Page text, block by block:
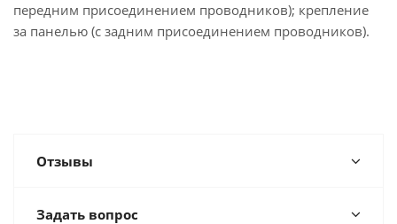
передним присоединением проводников); крепление
за панелью (с задним присоединением проводников).
Отзывы
Задать вопрос